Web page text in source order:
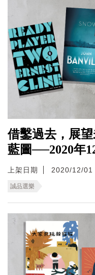
借鑿過去，展
藍圖──2020年
上架日期 2020/12/01
誠品選樂